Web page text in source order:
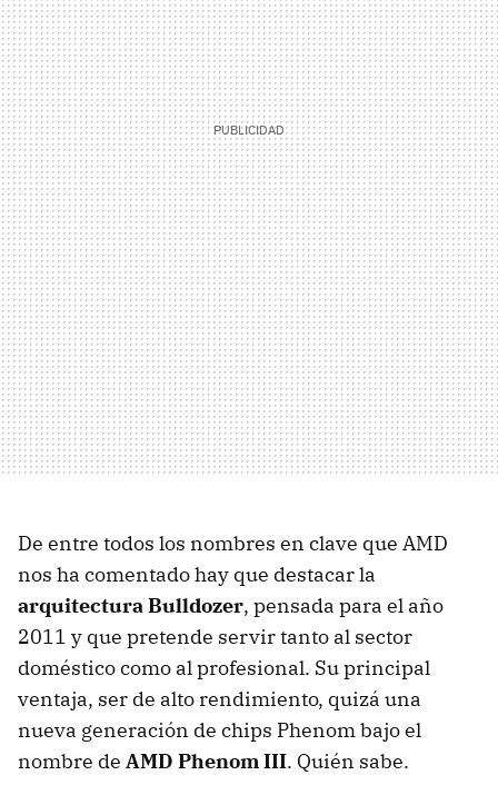
De entre todos los nombres en clave que AMD
nos ha comentado hay que destacar la
arquitectura Bulldozer, pensada para el año
2011 y que pretende servir tanto al sector
doméstico como al profesional. Su principal
ventaja, ser de alto rendimiento, quizá una
nueva generación de chips Phenom bajo el
nombre de AMD Phenom III. Quién sabe.